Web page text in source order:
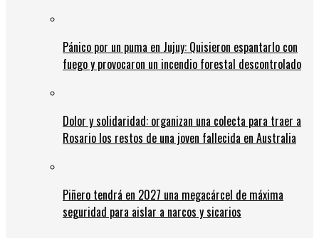
Pánico por un puma en Jujuy: Quisieron espantarlo con
fuego y provocaron un incendio forestal descontrolado
Dolor y solidaridad: organizan una colecta para traer a
Rosario los restos de una joven fallecida en Australia
Piñero tendrá en 2027 una megacárcel de máxima
seguridad para aislar a narcos y sicarios